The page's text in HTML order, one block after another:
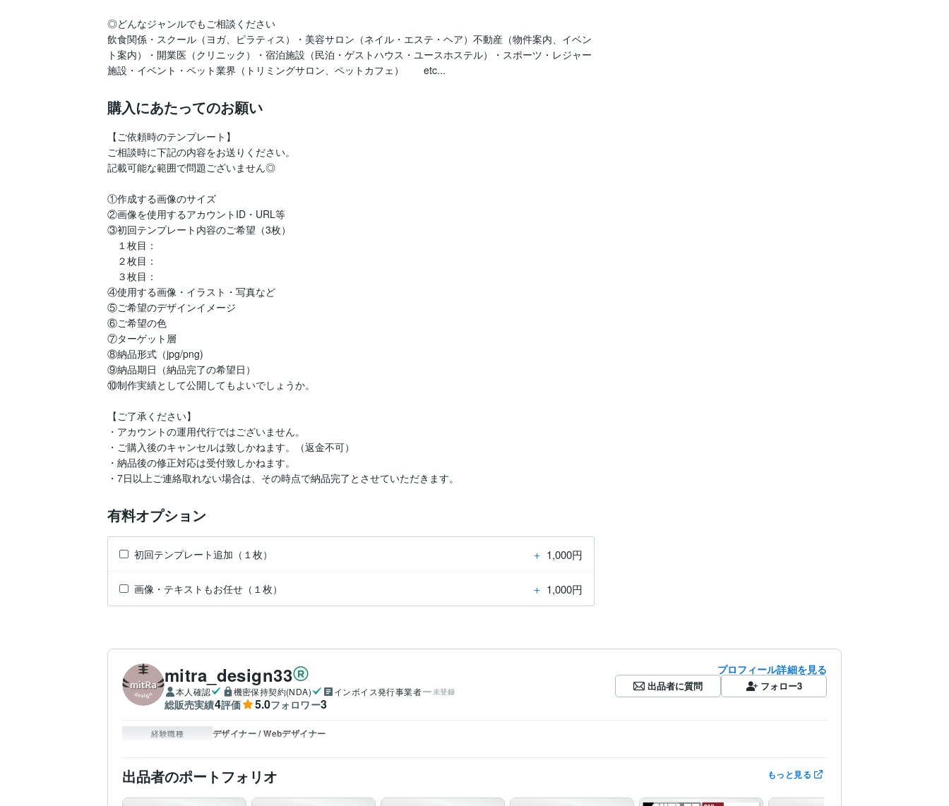
◎どんなジャンルでもご相談ください
飲食関係・スクール（ヨガ、ピラティス）・美容サロン（ネイル・エステ・ヘア）不動産（物件案内、イベン
ト案内）・開業医（クリニック）・宿泊施設（民泊・ゲストハウス・ユースホステル）・スポーツ・レジャー
施設・イベント・ペット業界（トリミングサロン、ペットカフェ）　　etc...
購入にあたってのお願い
【ご依頼時のテンプレート】
ご相談時に下記の内容をお送りください。
記載可能な範囲で問題ございません◎
①作成する画像のサイズ
②画像を使用するアカウントID・URL等
③初回テンプレート内容のご希望（3枚）
１枚目：
２枚目：
３枚目：
④使用する画像・イラスト・写真など
⑤ご希望のデザインイメージ
⑥ご希望の色
⑦ターゲット層
⑧納品形式（jpg/png)
⑨納品期日（納品完了の希望日）
⑩制作実績として公開してもよいでしょうか。
【ご了承ください】
・アカウントの運用代行ではございません。
・ご購入後のキャンセルは致しかねます。（返金不可）
・納品後の修正対応は受付致しかねます。
・7日以上ご連絡取れない場合は、その時点で納品完了とさせていただきます。
有料オプション
初回テンプレート追加（１枚） ＋ 1,000円
画像・テキストもお任せ（１枚） ＋ 1,000円
mitra_design33
本人確認 機密保持契約(NDA) インボイス発行事業者 未登録
総販売実績4評価 5.0フォロワー3
プロフィール詳細を見る
出品者に質問 フォロー3
経験職種 デザイナー / Webデザイナー
出品者のポートフォリオ もっと見る